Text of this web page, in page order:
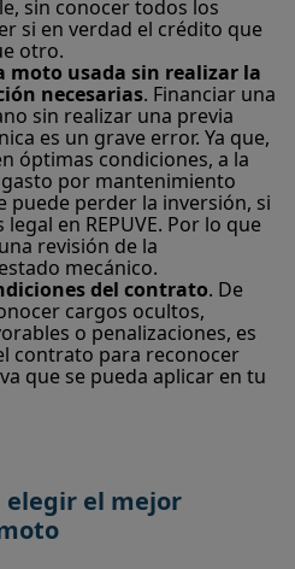
sin conocer todos los
si en verdad el crédito que
otro.
moto usada sin realizar la
necesarias. Financiar una
sin realizar una previa
es un grave error. Ya que,
óptimas condiciones, a la
por mantenimiento
puede perder la inversión, si
en REPUVE. Por lo que
revisión de la
mecánico.
del contrato. De
cargos ocultos,
o penalizaciones, es
contrato para reconocer
que se pueda aplicar en tu
elegir el mejor